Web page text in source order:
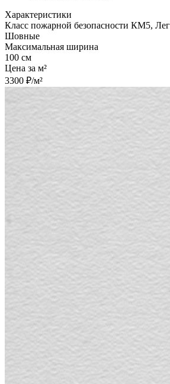
Характеристики
Класс пожарной безопасности КМ5,
Шовные
Максимальная ширина
100 см
Цена за м²
3300 ₽/м²